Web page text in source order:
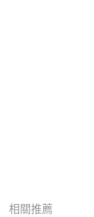
相關推薦